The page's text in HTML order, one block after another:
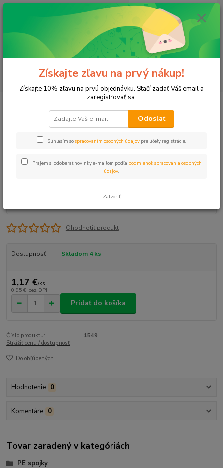
Menu
(Po-Pia, 8-17 hod.)
ks
za0 €
Rozštvorka HOBBY 4 vývody 1" vnz (4x20mm)
Rozštvorka HOBBY 4 vývody 1"
vnz (4x20mm)
Ohodnotiť produkt
Dostupnosť Skladom 4 ks
1,17 €/ks
0,95 € bez DPH
Pridať do košíka
Číslo produktu:
1549
Strážiť cenu / dostupnosť
Do obľúbených
Hodnotenie 0
Komentáre 0
Tovar zaradený v kategóriách
PE spojky
Získajte zľavu na prvý nákup!
Získajte 10% zľavu na prvú objednávku. Stačí zadať Váš email a
zaregistrovať sa.
Odoslať
Súhlasím sospracovaním osobných údajov pre účely registrácie.
Prajem si odoberať novinky e-mailom podľa podmienok spracovania osobných
údajov
Zatvoriť